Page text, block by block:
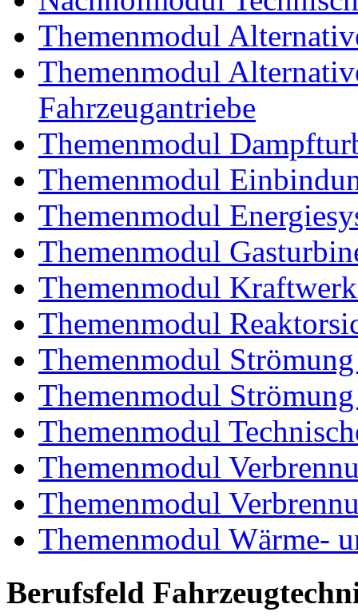
Themenmodul
Themenmodul
Fahrzeugantriebe
Themenmodul
Themenmodul
Themenmodul
Themenmodul
Themenmodul
Themenmodul
Themenmodul
Themenmodul
Themenmodul
Themenmodul
Themenmodul
Themenmodul Wärme-
Berufsfeld